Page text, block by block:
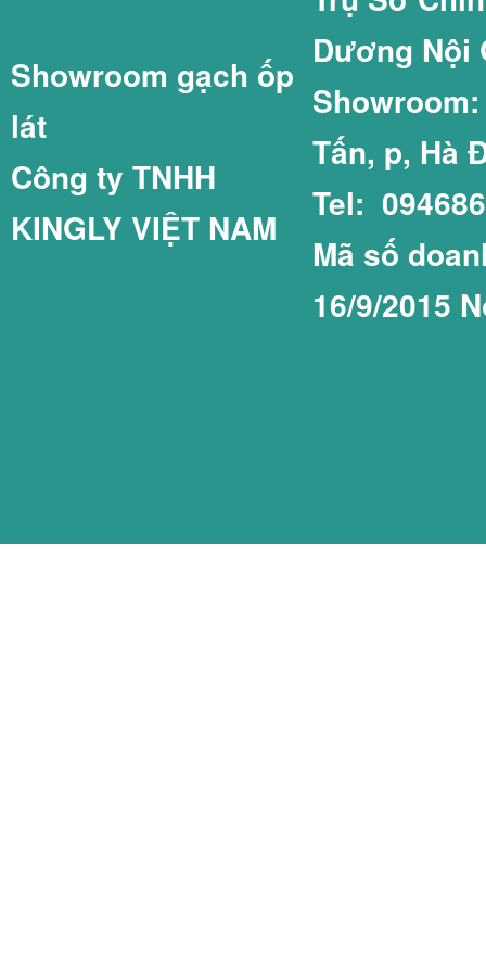
GẠCH LÁT SÂN
GẠCH LÁT SÂN
GẠCH LÁT SÂN
GẠCH THẺ
GẠCH THẺ
GẠCH THẺ VIỆT
Showroom gạch ốp
lát
Công ty TNHH
KINGLY VIỆT NAM
Dương Nội
Tấn, p, Hà
Tel:
Mã số
16/9/2015